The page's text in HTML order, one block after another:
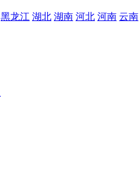
黑龙江 湖北 湖南 河北 河南 云南